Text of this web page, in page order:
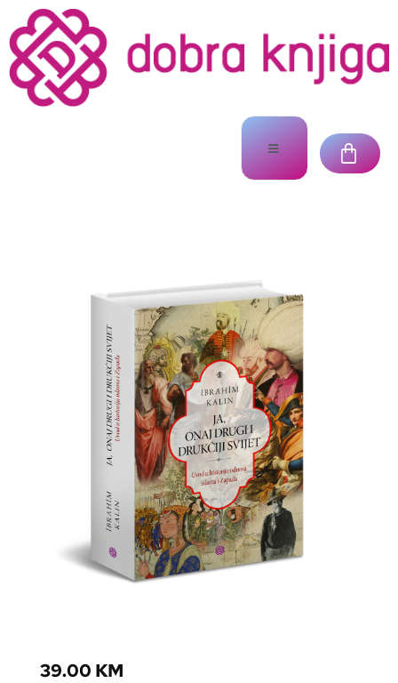
39.00 KM